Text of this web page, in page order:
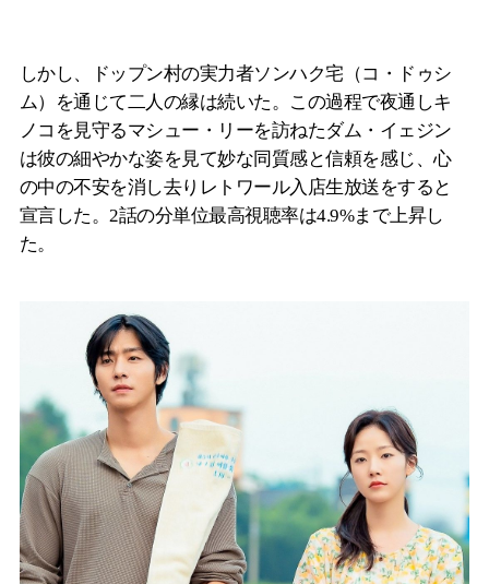
しかし、ドップン村の実力者ソンハク宅（コ・ドゥシ
ム）を通じて二人の縁は続いた。この過程で夜通しキ
ノコを見守るマシュー・リーを訪ねたダム・イェジン
は彼の細やかな姿を見て妙な同質感と信頼を感じ、心
の中の不安を消し去りレトワール入店生放送をすると
宣言した。2話の分単位最高視聴率は4.9%まで上昇し
た。